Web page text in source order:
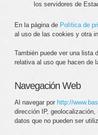
los servidores de
En la página de Política de
al uso de las cookies y otra
También puede ver una lista
relativa al uso que hacen de
Navegación Web
Al navegar por http://
dirección IP,
datos que no pueden ser